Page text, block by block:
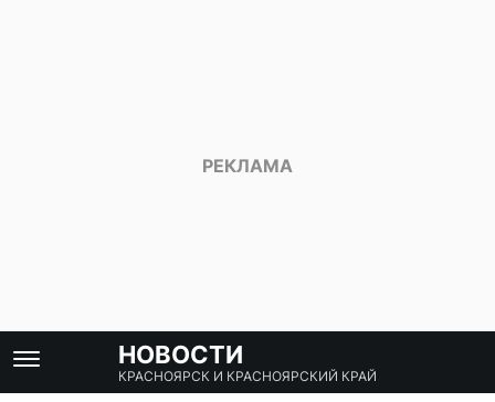
НОВОСТИ
КРАСНОЯРСК И КРАСНОЯРСКИЙ КРАЙ